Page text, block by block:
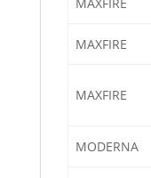
MAXFIRE
MAXFIRE
MAXFIRE
MODERNA